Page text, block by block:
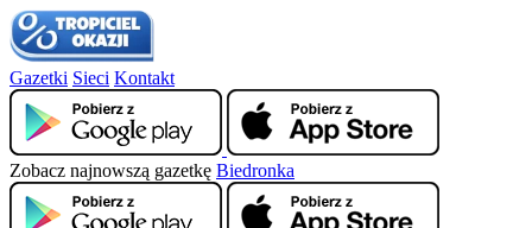
Gazetki Sieci Kontakt
Zobacz najnowszą gazetkę Biedronka